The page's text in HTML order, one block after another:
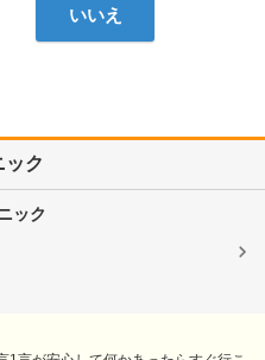
いいえ
ック
ック